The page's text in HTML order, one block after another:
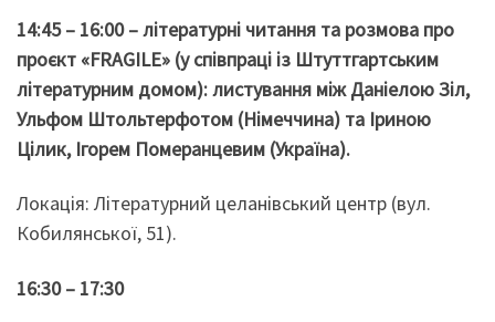
14:45 – 16:00 – літературні читання та розмова про
проєкт «FRAGILE» (у співпраці із Штуттгартським
літературним домом): листування між Даніелою Зіл,
Ульфом Штольтерфотом (Німеччина) та Іриною
Цілик, Ігорем Померанцевим (Україна).
Локація: Літературний целанівський центр (вул.
Кобилянської, 51).
16:30 – 17:30